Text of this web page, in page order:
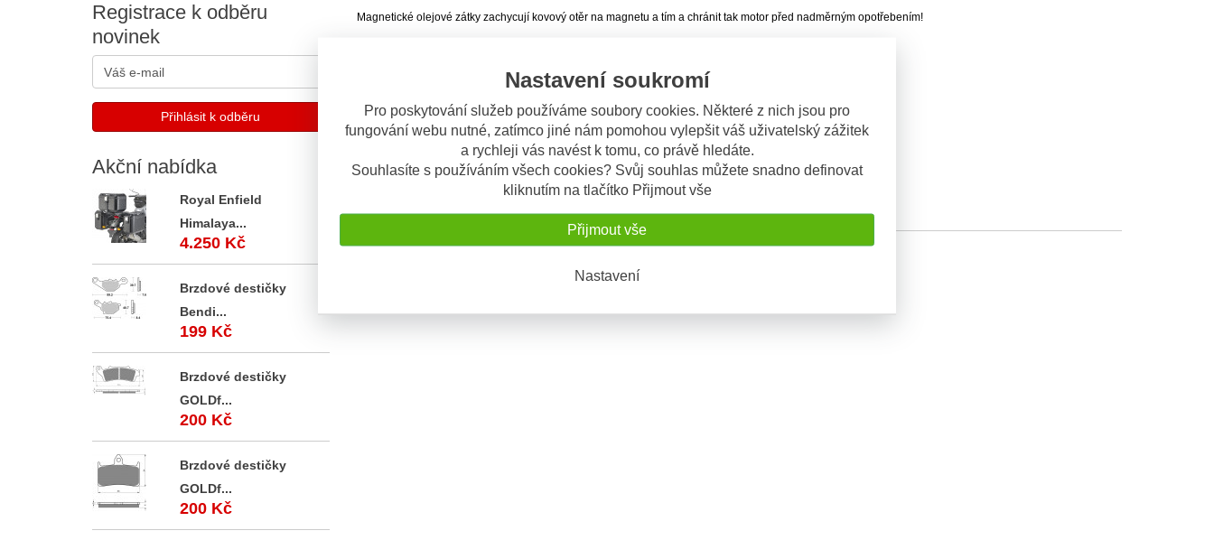
Nastavení soukromí
Pro poskytování služeb používáme soubory cookies. Některé z nich jsou pro
fungování webu nutné, zatímco jiné nám pomohou vylepšit váš uživatelský zážitek
a rychleji vás navést k tomu, co právě hledáte.
Souhlasíte s používáním všech cookies? Svůj souhlas můžete snadno definovat
kliknutím na tlačítko Přijmout vše
Přijmout vše
Nastavení
Magnetické olejové zátky zachycují kovový otěr na magnetu a tím a chránit tak motor před nadměrným opotřebením!
: 19 mm
Hlava šroubu
: Šestihranná hlava
Velikost klíče
: 17 mm
: Ocel
Barva
: Zlatá
: Ne
Registrace k odběru
novinek
Akční nabídka
Royal Enfield
Himalaya...
4.250 Kč
Brzdové destičky
Bendi...
199 Kč
Brzdové destičky
GOLDf...
200 Kč
Brzdové destičky
GOLDf...
200 Kč